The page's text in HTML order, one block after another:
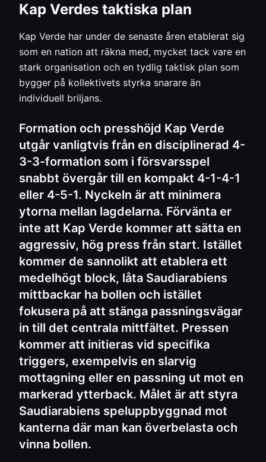
Kap Verdes taktiska plan
Kap Verde har under de senaste åren etablerat sig
som en nation att räkna med, mycket tack vare en
stark organisation och en tydlig taktisk plan som
bygger på kollektivets styrka snarare än
individuell briljans.
Formation och presshöjd Kap Verde
utgår vanligtvis från en disciplinerad 4-
3-3-formation som i försvarsspel
snabbt övergår till en kompakt 4-1-4-1
eller 4-5-1. Nyckeln är att minimera
ytorna mellan lagdelarna. Förvänta er
inte att Kap Verde kommer att sätta en
aggressiv, hög press från start. Istället
kommer de sannolikt att etablera ett
medelhögt block, låta Saudiarabiens
mittbackar ha bollen och istället
fokusera på att stänga passningsvägar
in till det centrala mittfältet. Pressen
kommer att initieras vid specifika
triggers, exempelvis en slarvig
mottagning eller en passning ut mot en
markerad ytterback. Målet är att styra
Saudiarabiens speluppbyggnad mot
kanterna där man kan överbelasta och
vinna bollen.